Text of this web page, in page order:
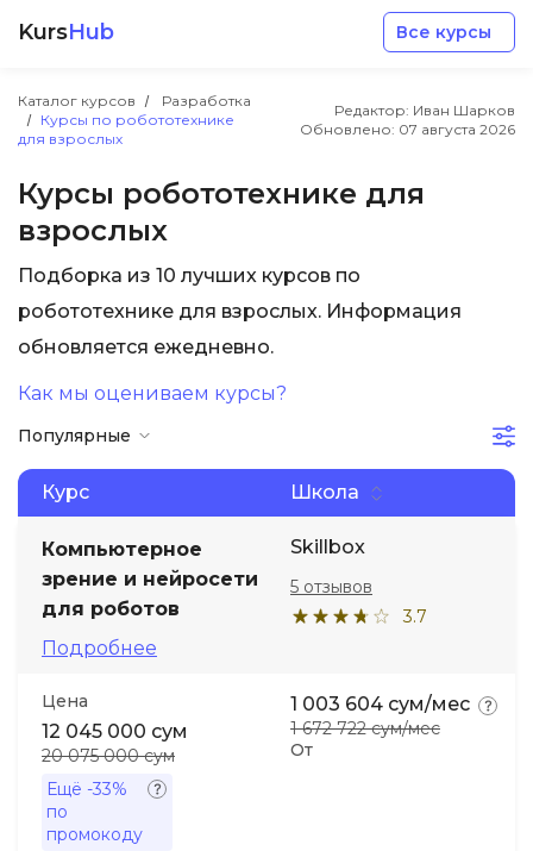
KursHub Все курсы
Каталог курсов
Разработка
Курсы по робототехнике
для взрослых
Редактор: Иван Шарков
Обновлено: 07 августа 2026
Курсы робототехнике для
взрослых
Подборка из 10 лучших курсов по
робототехнике для взрослых. Информация
обновляется ежедневно.
Как мы оцениваем курсы?
Популярные
Курс Школа
Компьютерное
зрение и нейросети
для роботов
Подробнее
Skillbox
3.7
5 отзывов
Цена
12 045 000 сум
20 075 000 сум
Ещё -33%
по
промокоду
От
1 003 604 сум/мес
1 672 722 сум/мес
Маркетинг
Дизайн
Менеджмент
Иностранные языки
Soft Skills
ДПО
Детям